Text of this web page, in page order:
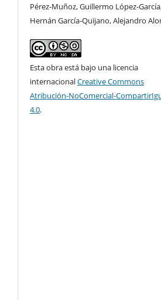
Pérez-Muñoz, Guillermo López-
Hernán García-Quijano, Alejandro
Esta obra está bajo una licencia
internacionalCreative Commons
Atribución-NoComercial-
4.0.